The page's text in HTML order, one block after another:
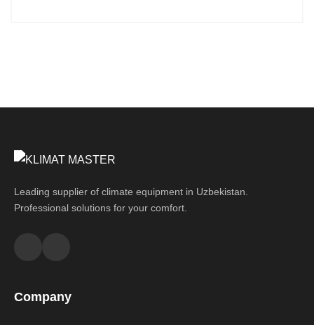
Leading supplier of climate equipment in Uzbekistan.
Professional solutions for your comfort.
Company